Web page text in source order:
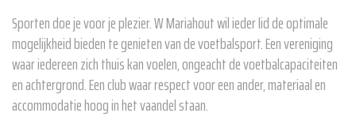
Sporten doe je voor je plezier. W Mariahout wil ieder lid de optimale
mogelijkheid bieden te genieten van de voetbalsport. Een vereniging
waar iedereen zich thuis kan voelen, ongeacht de voetbalcapaciteiten
en achtergrond. Een club waar respect voor een ander, materiaal en
accommodatie hoog in het vaandel staan.